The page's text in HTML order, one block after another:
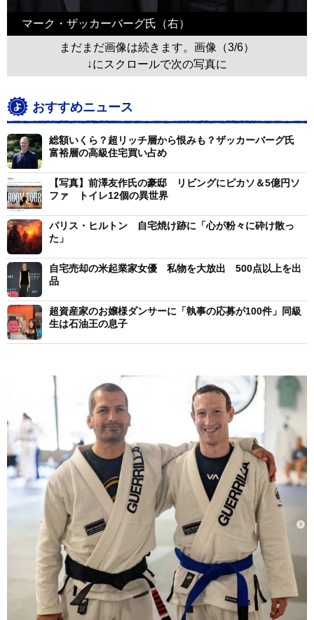
マーク・ザッカーバーグ氏（右）
まだまだ画像は続きます。画像（3/6）
↓にスクロールで次の写真に
おすすめニュース
総額いくら？超リッチ層から恨みも？ザッカーバーグ氏
富裕層の高級住宅買い占め
【写真】前澤友作氏の豪邸 リビングにピカソ＆5億円ソ
ファ トイレ12個の異世界
パリス・ヒルトン 自宅焼け跡に「心が粉々に砕け散っ
た」
自宅売却の米起業家女優 私物を大放出 500点以上を出
品
超資産家のお嬢様ダンサーに「執事の応募が100件」同級
生は石油王の息子